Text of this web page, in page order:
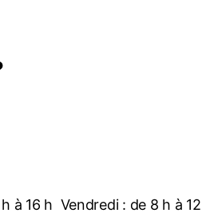
75
à 16 h Vendredi : de 8 h à 12